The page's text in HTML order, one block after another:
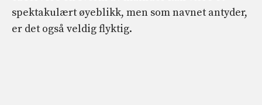
spektakulært øyeblikk, men som navnet antyder,
er det også veldig flyktig.